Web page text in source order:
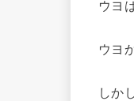
ウヨ
ウヨ
しか